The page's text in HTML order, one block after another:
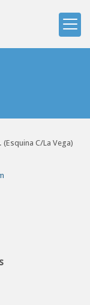
C/La Vega)